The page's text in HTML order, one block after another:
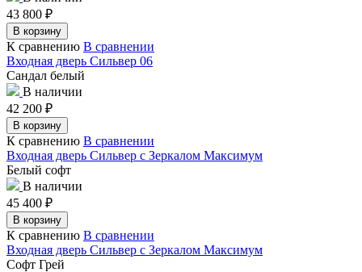
43 800 ₽
В корзину
К сравнению В сравнении
Входная дверь Сильвер 06
Сандал белый
В наличии
42 200 ₽
В корзину
К сравнению В сравнении
Входная дверь Сильвер с Зеркалом Максимум
Белый софт
В наличии
45 400 ₽
В корзину
К сравнению В сравнении
Входная дверь Сильвер с Зеркалом Максимум
Софт Грей